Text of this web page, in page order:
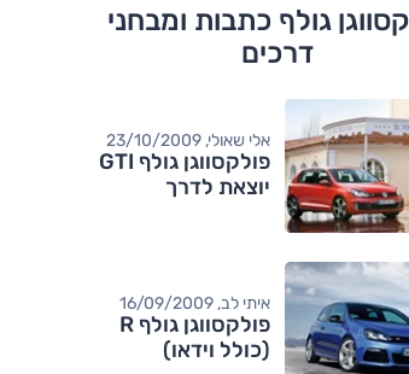
גולף כתבות ומבחני
דרכים
אלי שאולי, 23/10/2009
פולקסווגן גולף GTI
יוצאת לדרך
איתי לב, 16/09/2009
פולקסווגן גולף R
(כולל וידאו)